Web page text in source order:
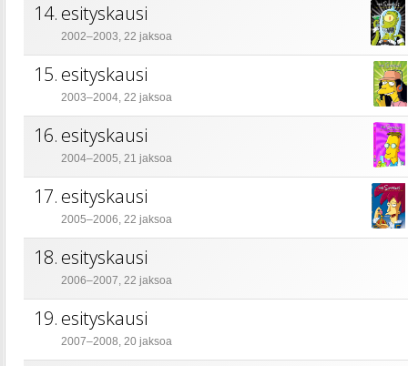
14. esityskausi
2002–2003, 22 jaksoa
15. esityskausi
2003–2004, 22 jaksoa
16. esityskausi
2004–2005, 21 jaksoa
17. esityskausi
2005–2006, 22 jaksoa
18. esityskausi
2006–2007, 22 jaksoa
19. esityskausi
2007–2008, 20 jaksoa